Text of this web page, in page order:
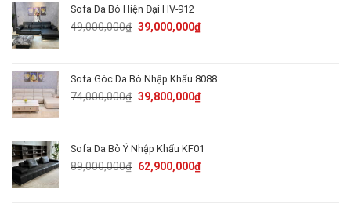
Sofa Da Bò Hiện Đại HV-912
49,000,000₫ Original
49,000,000₫.
39,000,000₫Current
Sofa Góc Da Bò Nhập Khẩu 8088
74,000,000₫ Original
74,000,000₫.
39,800,000₫Current
Sofa Da Bò Ý Nhập Khẩu KF01
89,000,000₫ Original
62,900,000₫Current